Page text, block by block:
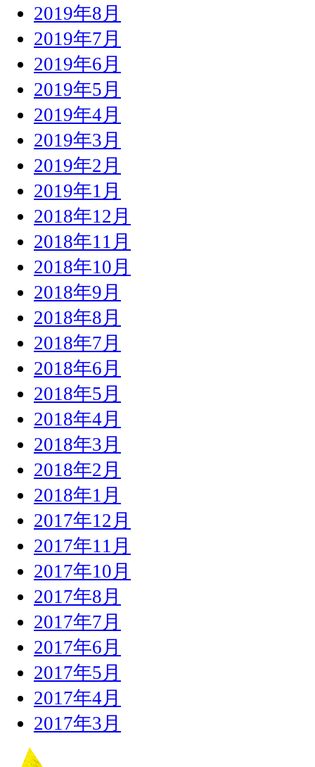
2019年8月
2019年7月
2019年6月
2019年5月
2019年4月
2019年3月
2019年2月
2019年1月
2018年12月
2018年11月
2018年10月
2018年9月
2018年8月
2018年7月
2018年6月
2018年5月
2018年4月
2018年3月
2018年2月
2018年1月
2017年12月
2017年11月
2017年10月
2017年8月
2017年7月
2017年6月
2017年5月
2017年4月
2017年3月